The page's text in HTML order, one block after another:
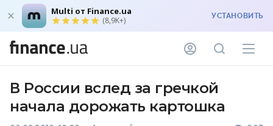
Multi от Finance.ua
(8,9K+) УСТАНОВИТЬ
В России вслед за гречкой
начала дорожать картошка